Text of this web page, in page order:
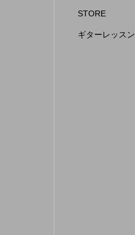
STORE
ギターレッスン